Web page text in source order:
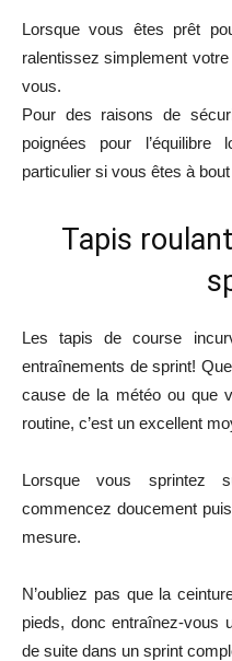
Lorsque vous êtes prêt
ralentissez simplement
vous.
Pour des raisons de
poignées pour
particulier si vous êtes à
Tapis
Les tapis de course
entraînements de sprint!
cause de la météo ou que
routine, c’est un excellent
Lorsque vous sprintez
commencez doucement
mesure.
N’oubliez pas que la
pieds, donc entraînez-vous
de suite dans un sprint